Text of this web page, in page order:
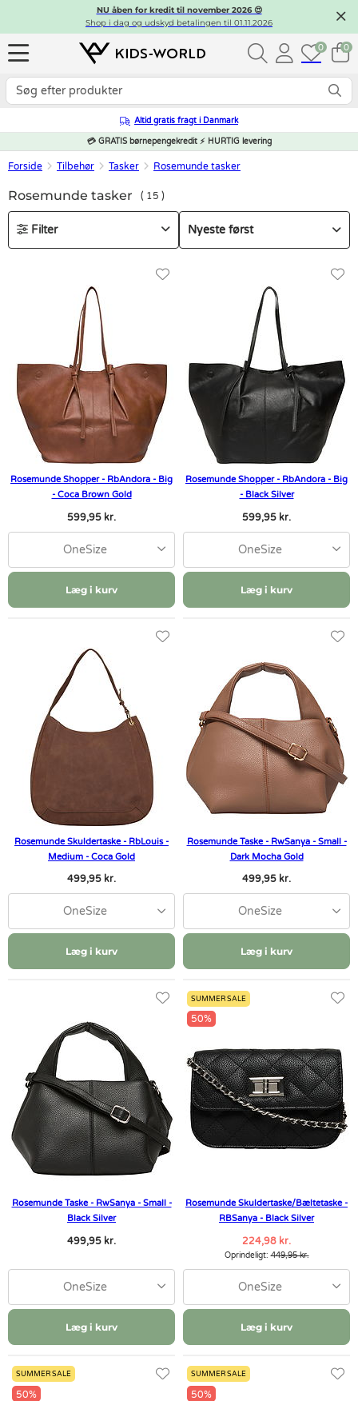
NU åben for kredit til november 2026 😍
Shop i dag og udskyd betalingen til 01.11.2026
0 0
Altid gratis fragt i Danmark
💳 GRATIS børnepengekredit ⚡ HURTIG levering
Forside Tilbehør Tasker Rosemunde tasker
Rosemunde tasker 15
Filter
Rosemunde Shopper - RbAndora - Big
- Coca Brown Gold
599,95 kr.
OneSize
Læg i kurv
Rosemunde Shopper - RbAndora - Big
- Black Silver
599,95 kr.
OneSize
Læg i kurv
Rosemunde Skuldertaske - RbLouis -
Medium - Coca Gold
499,95 kr.
OneSize
Læg i kurv
Rosemunde Taske - RwSanya - Small -
Dark Mocha Gold
499,95 kr.
OneSize
Læg i kurv
Rosemunde Taske - RwSanya - Small -
Black Silver
499,95 kr.
OneSize
Læg i kurv
SUMMER SALE
50%
Rosemunde Skuldertaske/Bæltetaske -
RBSanya - Black Silver
224,98 kr.
Oprindeligt:449,95 kr.
OneSize
Læg i kurv
SUMMER SALE
50%
SUMMER SALE
50%